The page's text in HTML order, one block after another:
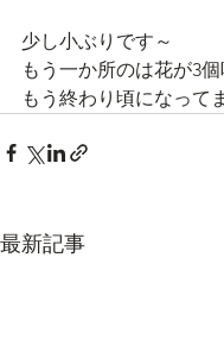
少し小ぶりです～
もう一か所のは花が3
もう終わり頃になって
最新記事